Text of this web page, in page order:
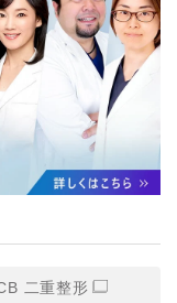
、厳正な管理の下
正アクセス・紛
するため、必要か
防御措置を講じ
要な範囲で、取
す。
法人メディカル
二重整形